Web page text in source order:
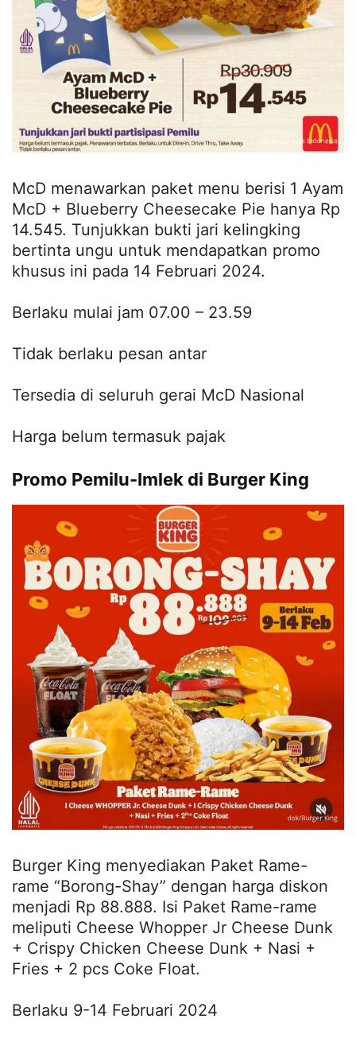
McD menawarkan paket menu berisi 1 Ayam
McD + Blueberry Cheesecake Pie hanya Rp
14.545. Tunjukkan bukti jari kelingking
bertinta ungu untuk mendapatkan promo
khusus ini pada 14 Februari 2024.
Berlaku mulai jam 07.00 – 23.59
Tidak berlaku pesan antar
Tersedia di seluruh gerai McD Nasional
Harga belum termasuk pajak
Promo Pemilu-Imlek di Burger King
Burger King menyediakan Paket Rame-
rame “Borong-Shay” dengan harga diskon
menjadi Rp 88.888. Isi Paket Rame-rame
meliputi Cheese Whopper Jr Cheese Dunk
+ Crispy Chicken Cheese Dunk + Nasi +
Fries + 2 pcs Coke Float.
Berlaku 9-14 Februari 2024